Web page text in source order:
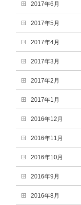
2017年6月
2017年5月
2017年4月
2017年3月
2017年2月
2017年1月
2016年12月
2016年11月
2016年10月
2016年9月
2016年8月